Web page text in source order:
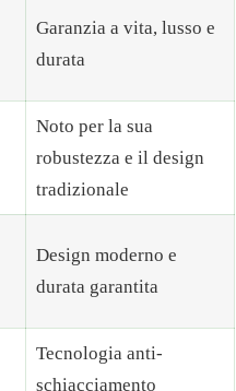
Garanzia a vita, lusso e
durata
Noto per la sua
robustezza e il design
tradizionale
Design moderno e
durata garantita
Tecnologia anti-
schiacciamento